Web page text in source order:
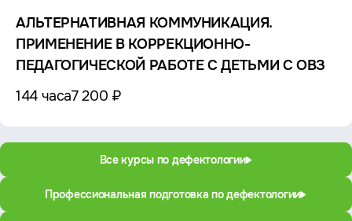
АЛЬТЕРНАТИВНАЯ КОММУНИКАЦИЯ.
ПРИМЕНЕНИЕ В КОРРЕКЦИОННО-
ПЕДАГОГИЧЕСКОЙ РАБОТЕ С ДЕТЬМИ С ОВЗ
144 часа7 200 ₽
Все курсы по дефектологии
Профессиональная подготовка по дефектологии